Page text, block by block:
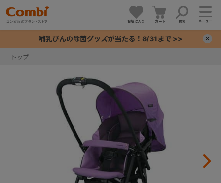
お気に入り カート 検索 メニュー
哺乳びんの除菌グッズが当たる！8/31まで >>
トップ